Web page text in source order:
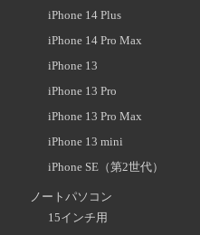
iPhone 14 Plus
iPhone 14 Pro Max
iPhone 13
iPhone 13 Pro
iPhone 13 Pro Max
iPhone 13 mini
iPhone SE（第2世代）
ノートパソコン
15インチ用